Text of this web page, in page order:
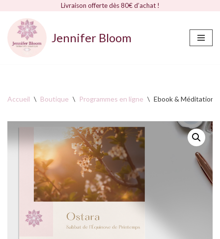
Livraison offerte dès 80€ d’achat !
Aller
au
Jennifer Bloom
Accueil \ Boutique \ Programmes en ligne \ Ebook & Méditation :